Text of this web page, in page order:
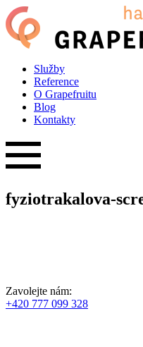
Služby
Reference
O Grapefruitu
Blog
Kontakty
fyziotrakalova-
Zavolejte nám:
+420 777 099 328